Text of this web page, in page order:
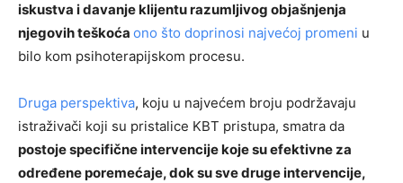
iskustva i davanje klijentu razumljivog objašnjenja
njegovih teškoća ono što doprinosi najvećoj promeni u
bilo kom psihoterapijskom procesu.
Druga perspektiva, koju u najvećem broju podržavaju
istraživači koji su pristalice KBT pristupa, smatra da
postoje specifične intervencije koje su efektivne za
određene poremećaje, dok su sve druge intervencije,